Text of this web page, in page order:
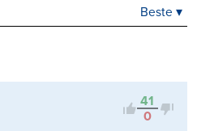
Kontrovers
Beste ▾
41
0